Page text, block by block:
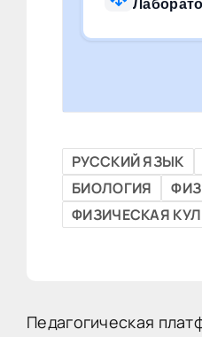
РУССКИЙ ЯЗЫК
БИОЛОГИЯ
ФИЗИЧЕСКАЯ
Педагогическая